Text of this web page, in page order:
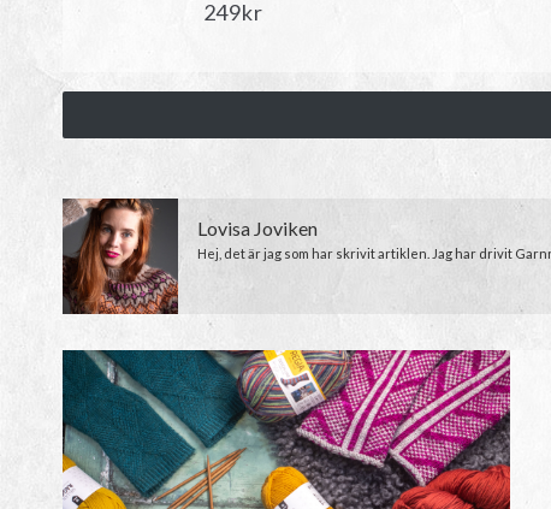
249kr
Lovisa Joviken
Hej, det är jag som har skrivit artiklen. Jag har drivit